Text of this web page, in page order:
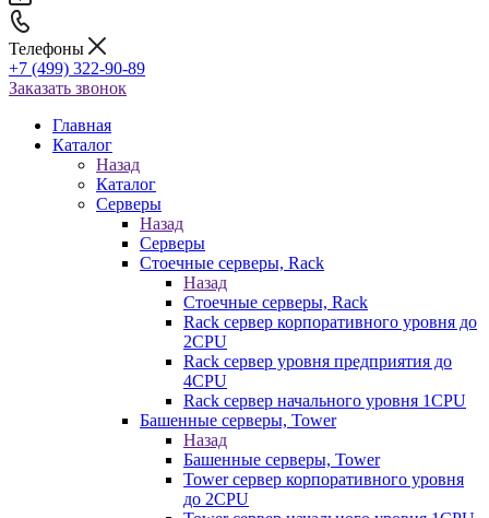
Телефоны
+7 (499) 322-90-89
Заказать звонок
Главная
Каталог
Назад
Каталог
Серверы
Назад
Серверы
Стоечные серверы, Rack
Назад
Стоечные серверы, Rack
Rack сервер корпоративного уровня до
2CPU
Rack сервер уровня предприятия до
4CPU
Rack сервер начального уровня 1CPU
Башенные серверы, Tower
Назад
Башенные серверы, Tower
Tower сервер корпоративного уровня
до 2CPU